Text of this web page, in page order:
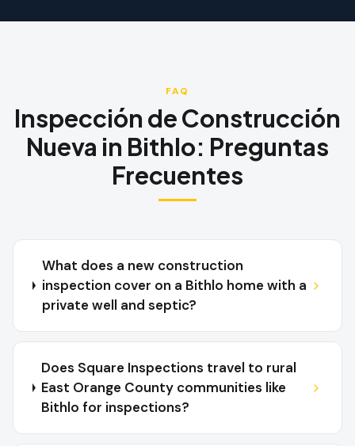
FAQ
Inspección de Construcción
Nueva in Bithlo: Preguntas
Frecuentes
What does a new construction
inspection cover on a Bithlo home with a
private well and septic?
Does Square Inspections travel to rural
East Orange County communities like
Bithlo for inspections?